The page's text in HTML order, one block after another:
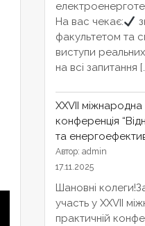
На вас чекає:
факультетом та
виступи реальних
на всі запитання
XXVІІ
конференція
та
Автор: admin
17.11.2025
Шановні
участь у XXVІІ
практичній